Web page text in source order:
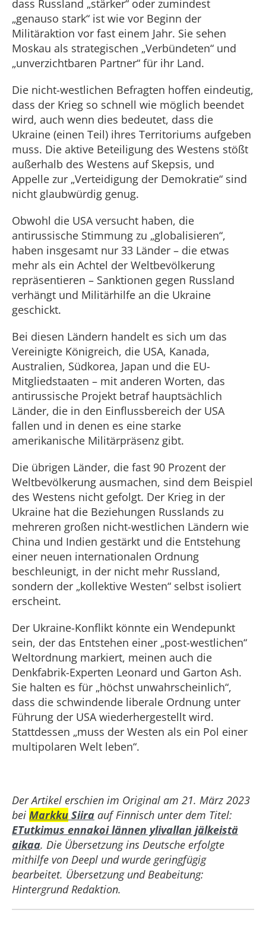
dass Russland „stärker“ oder zumindest
„genauso stark“ ist wie vor Beginn der
Militäraktion vor fast einem Jahr. Sie sehen
Moskau als strategischen „Verbündeten“ und
„unverzichtbaren Partner“ für ihr Land.
Die nicht-westlichen Befragten hoffen eindeutig,
dass der Krieg so schnell wie möglich beendet
wird, auch wenn dies bedeutet, dass die
Ukraine (einen Teil) ihres Territoriums aufgeben
muss. Die aktive Beteiligung des Westens stößt
außerhalb des Westens auf Skepsis, und
Appelle zur „Verteidigung der Demokratie“ sind
nicht glaubwürdig genug.
Obwohl die USA versucht haben, die
antirussische Stimmung zu „globalisieren“,
haben insgesamt nur 33 Länder – die etwas
mehr als ein Achtel der Weltbevölkerung
repräsentieren – Sanktionen gegen Russland
verhängt und Militärhilfe an die Ukraine
geschickt.
Bei diesen Ländern handelt es sich um das
Vereinigte Königreich, die USA, Kanada,
Australien, Südkorea, Japan und die EU-
Mitgliedstaaten – mit anderen Worten, das
antirussische Projekt betraf hauptsächlich
Länder, die in den Einflussbereich der USA
fallen und in denen es eine starke
amerikanische Militärpräsenz gibt.
Die übrigen Länder, die fast 90 Prozent der
Weltbevölkerung ausmachen, sind dem Beispiel
des Westens nicht gefolgt. Der Krieg in der
Ukraine hat die Beziehungen Russlands zu
mehreren großen nicht-westlichen Ländern wie
China und Indien gestärkt und die Entstehung
einer neuen internationalen Ordnung
beschleunigt, in der nicht mehr Russland,
sondern der „kollektive Westen“ selbst isoliert
erscheint.
Der Ukraine-Konflikt könnte ein Wendepunkt
sein, der das Entstehen einer „post-westlichen“
Weltordnung markiert, meinen auch die
Denkfabrik-Experten Leonard und Garton Ash.
Sie halten es für „höchst unwahrscheinlich“,
dass die schwindende liberale Ordnung unter
Führung der USA wiederhergestellt wird.
Stattdessen „muss der Westen als ein Pol einer
multipolaren Welt leben“.
Der Artikel erschien im Original am 21. März 2023
bei Markku Siira auf Finnisch unter dem Titel:
ETutkimus ennakoi lännen ylivallan jälkeistä
aikaa. Die Übersetzung ins Deutsche erfolgte
mithilfe von Deepl und wurde geringfügig
bearbeitet. Übersetzung und Beabeitung:
Hintergrund Redaktion.